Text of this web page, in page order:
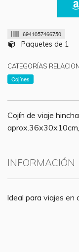
6941057466750
Paquetes de 1
CATEGORÍAS
Cojínes
Cojín de viaje
INFORMACIÓN
Ideal para viajes en